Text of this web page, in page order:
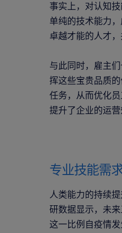
事实上，对认知
单纯的技术能力
卓越才能的人才
与此同时，雇主
挥这些宝贵品质
任务，从而优化
提升了企业的运
专业技能需
人类能力的持续
研数据显示，未
这一比例自疫情